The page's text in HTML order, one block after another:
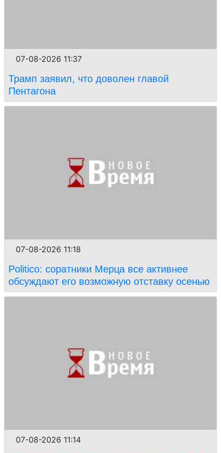
07-08-2026 11:37
Трамп заявил, что доволен главой
Пентагона
07-08-2026 11:18
Politico: соратники Мерца все активнее
обсуждают его возможную отставку осенью
07-08-2026 11:14